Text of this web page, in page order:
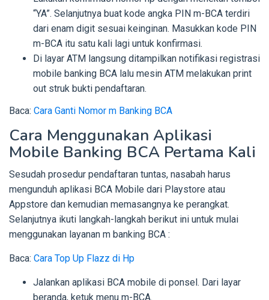
“YA”. Selanjutnya buat kode angka PIN m-BCA terdiri
dari enam digit sesuai keinginan. Masukkan kode PIN
m-BCA itu satu kali lagi untuk konfirmasi.
Di layar ATM langsung ditampilkan notifikasi registrasi
mobile banking BCA lalu mesin ATM melakukan print
out struk bukti pendaftaran.
Baca: Cara Ganti Nomor m Banking BCA
Cara Menggunakan Aplikasi
Mobile Banking BCA Pertama Kali
Sesudah prosedur pendaftaran tuntas, nasabah harus
mengunduh aplikasi BCA Mobile dari Playstore atau
Appstore dan kemudian memasangnya ke perangkat.
Selanjutnya ikuti langkah-langkah berikut ini untuk mulai
menggunakan layanan m banking BCA :
Baca: Cara Top Up Flazz di Hp
Jalankan aplikasi BCA mobile di ponsel. Dari layar
beranda, ketuk menu m-BCA.